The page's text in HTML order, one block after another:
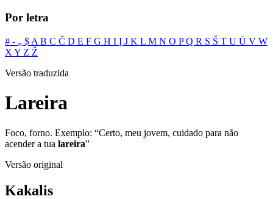
Por letra
# ‐ „ $ A B C Č D E F G H I Į J K L M N O PQ R S Š T U Ū V W
X Y Z Ž
Versão traduzida
Lareira
Foco, forno. Exemplo: “Certo, meu jovem, cuidado para não
acender a tua lareira”
Versão original
Kakalis